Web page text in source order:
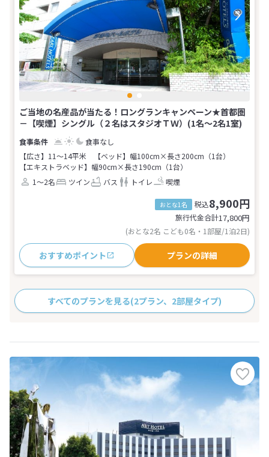
ご当地の名産品が当たる！ロングランキャンペーン★首都圏
－【喫煙】シングル（２名はスタジオＴＷ）(1名～2名1室)
食事なし
【広さ】11～14平米
【ベッド】幅100cm×長さ200cm（1台）
【エキストラベッド】幅90cm×長さ190cm（1台）
1～2名
ツイン バス トイレ 喫煙
おとな1名 税込8,900円
旅行代金合計17,800円
(おとな2名 こども0名・1部屋/1泊2日)
おすすめポイント プランの詳細
すべてのプランを見る(2プラン、2部屋タイプ)